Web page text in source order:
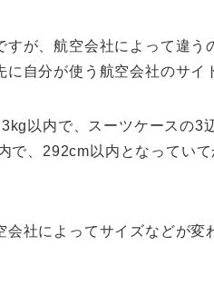
すが、航空会社によって違う
自分が使う航空会社のサイ
以内で、スーツケースの3
で、292cm以内となってい
社によってサイズなどが変